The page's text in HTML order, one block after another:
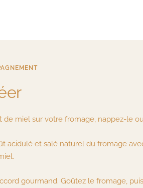
de miel sur votre fromage, nappez-le
acidulé et salé naturel du fromage
gourmand. Goûtez le fromage,